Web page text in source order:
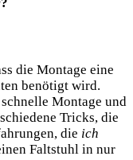
die Montage ⁣eine
benötigt wird.
Montage und
Tricks, ⁤die
die‌ ich
Faltstuhl in nur